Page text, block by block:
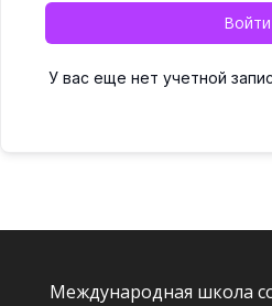
Войти
У вас еще нет учетной
Международная школа